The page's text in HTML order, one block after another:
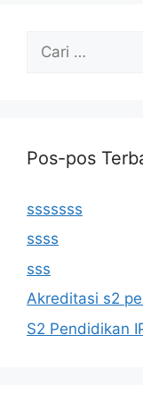
untuk:
Pos-pos
sssssss
ssss
sss
Akreditasi s2
S2 Pendidikan